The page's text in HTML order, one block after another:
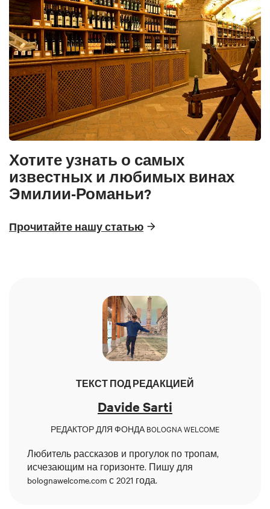
Хотите узнать о самых
известных и любимых винах
Эмилии-Романьи?
Прочитайте нашу статью
ТЕКСТ ПОД РЕДАКЦИЕЙ
Davide Sarti
РЕДАКТОР ДЛЯ ФОНДА BOLOGNA WELCOME
Любитель рассказов и прогулок по тропам,
исчезающим на горизонте. Пишу для
bolognawelcome.com с 2021 года.